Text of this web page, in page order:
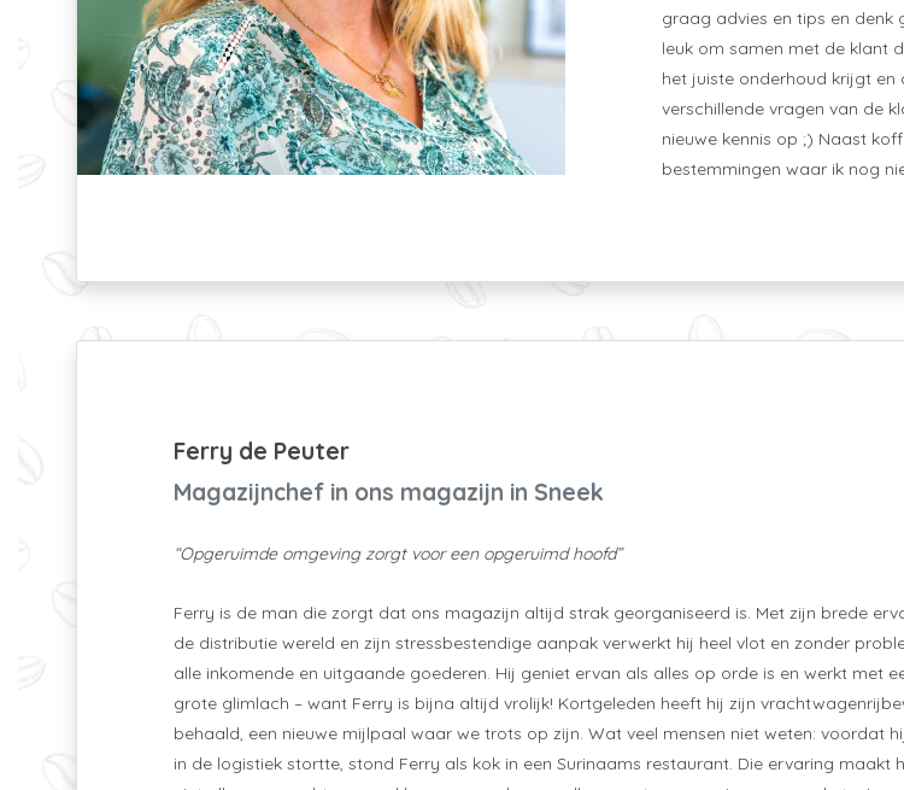
graag advies en tips en denk
leuk om samen met de klant
het juiste onderhoud krijgt en
verschillende vragen van de
nieuwe kennis op ;) Naast
bestemmingen waar ik nog
Ferry de Peuter
Magazijnchef in ons magazijn in Sneek
“Opgeruimde omgeving zorgt voor een opgeruimd hoofd”
Ferry is de man die zorgt dat ons magazijn altijd strak georganiseerd is. Met zijn brede
de distributie wereld en zijn stressbestendige aanpak verwerkt hij heel vlot en zonder
alle inkomende en uitgaande goederen. Hij geniet ervan als alles op orde is en werkt met
grote glimlach – want Ferry is bijna altijd vrolijk! Kortgeleden heeft hij zijn
behaald, een nieuwe mijlpaal waar we trots op zijn. Wat veel mensen niet weten: voordat
in de logistiek stortte, stond Ferry als kok in een Surinaams restaurant. Die ervaring maakt